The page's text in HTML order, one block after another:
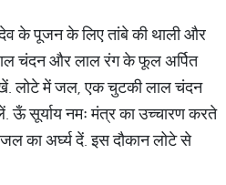
के पूजन के लिए तांबे की थाली और
चंदन और लाल रंग के फूल अर्पित
लोटे में जल, एक चुटकी लाल चंदन
सूर्याय नमः मंत्र का उच्चारण करते
का अर्घ्य दें. इस दौकान लोटे से